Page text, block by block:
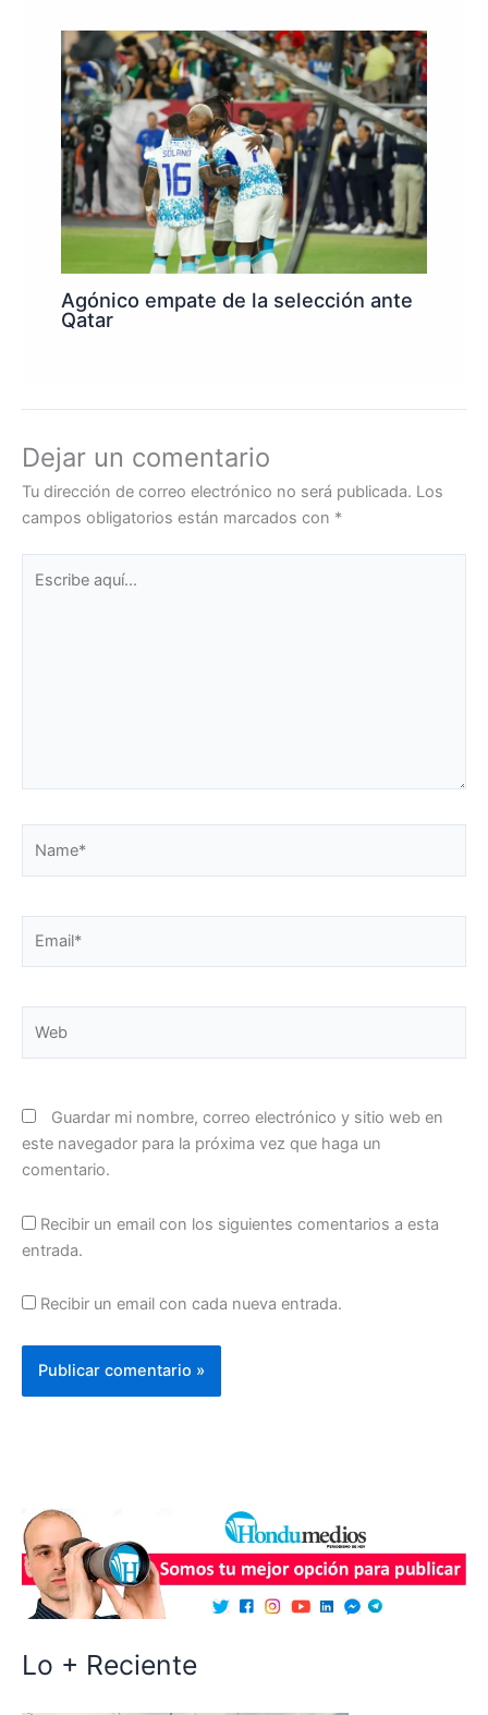
Agónico empate de la selección ante
Qatar
Dejar un comentario
Tu dirección de correo electrónico no será publicada. Los
campos obligatorios están marcados con *
Guardar mi nombre, correo electrónico y sitio web en
este navegador para la próxima vez que haga un
comentario.
Recibir un email con los siguientes comentarios a esta
entrada.
Recibir un email con cada nueva entrada.
Lo + Reciente